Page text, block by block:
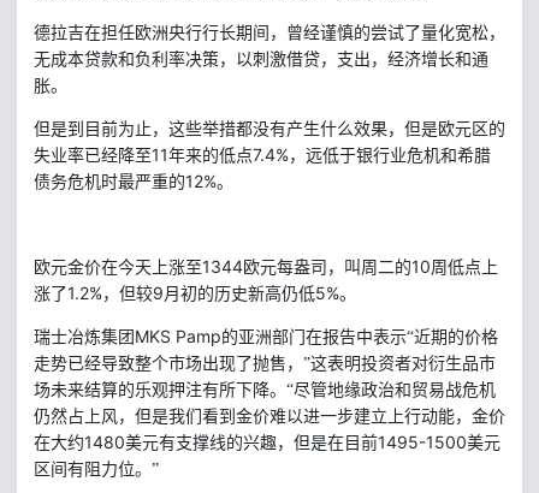
德拉吉在担任欧洲央行行长期间，曾经谨慎的尝试了量化宽松，
无成本贷款和负利率决策，以刺激借贷，支出，经济增长和通
胀。
但是到目前为止，这些举措都没有产生什么效果，但是欧元区的
失业率已经降至11年来的低点7.4%，远低于银行业危机和希腊
债务危机时最严重的12%。
欧元金价在今天上涨至1344欧元每盎司，叫周二的10周低点上
涨了1.2%，但较9月初的历史新高仍低5%。
瑞士冶炼集团 MKS Pamp的亚洲部门在报告中表示“近期的价格
走势已经导致整个市场出现了抛售，”这表明投资者对衍生品市
场未来结算的乐观押注有所下降。“尽管地缘政治和贸易战危机
仍然占上风，但是我们看到金价难以进一步建立上行动能，金价
在大约1480美元有支撑线的兴趣，但是在目前1495-1500美元
区间有阻力位。”